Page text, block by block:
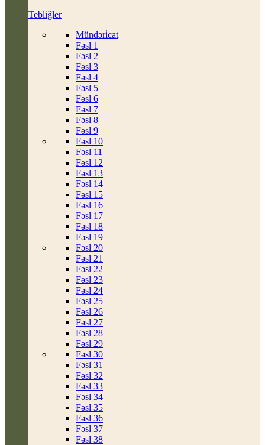
Tebliğler
Mündəri̇cat
Fəsl 1
Fəsl 2
Fəsl 3
Fəsl 4
Fəsl 5
Fəsl 6
Fəsl 7
Fəsl 8
Fəsl 9
Fəsl 10
Fəsl 11
Fəsl 12
Fəsl 13
Fəsl 14
Fəsl 15
Fəsl 16
Fəsl 17
Fəsl 18
Fəsl 19
Fəsl 20
Fəsl 21
Fəsl 22
Fəsl 23
Fəsl 24
Fəsl 25
Fəsl 26
Fəsl 27
Fəsl 28
Fəsl 29
Fəsl 30
Fəsl 31
Fəsl 32
Fəsl 33
Fəsl 34
Fəsl 35
Fəsl 36
Fəsl 37
Fəsl 38